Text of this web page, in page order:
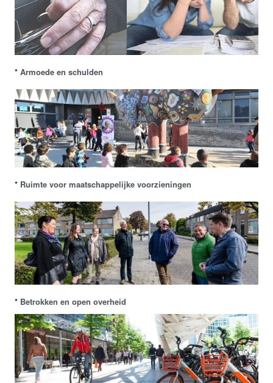
*Armoede en schulden
* Ruimte voor maatschappelijke voorzieningen
* Betrokken en open overheid